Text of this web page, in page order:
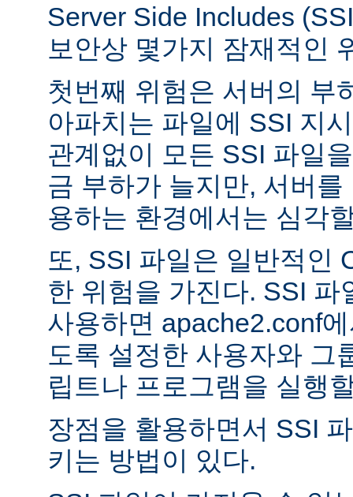
Server Side Includes
보안상 몇가지 잠재적인
첫번째 위험은 서버의 부
아파치는 파일에 SSI 지
관계없이 모든 SSI 파일
금 부하가 늘지만, 서버
용하는 환경에서는 심각
또, SSI 파일은 일반적인
한 위험을 가진다. SSI 파
사용하면 apache2.conf
도록 설정한 사용자와 그
립트나 프로그램을 실행
장점을 활용하면서 SSI
키는 방법이 있다.